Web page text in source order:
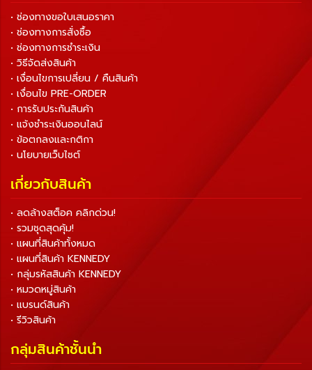
• ช่องทางขอใบเสนอราคา
• ช่องทางการสั่งซื้อ
• ช่องทางการชำระเงิน
• วิธีจัดส่งสินค้า
• เงื่อนไขการเปลี่ยน / คืนสินค้า
• เงื่อนไข PRE-ORDER
• การรับประกันสินค้า
• แจ้งชำระเงินออนไลน์
• ข้อตกลงและกติกา
• นโยบายเว็บไซต์
เกี่ยวกับสินค้า
• ลดล้างสต็อค คลิกด่วน!
• รวมชุดสุดคุ้ม!
• แผนที่สินค้าทั้งหมด
• แผนที่สินค้า KENNEDY
• กลุ่มรหัสสินค้า KENNEDY
• หมวดหมู่สินค้า
• แบรนด์สินค้า
• รีวิวสินค้า
กลุ่มสินค้าชั้นนำ